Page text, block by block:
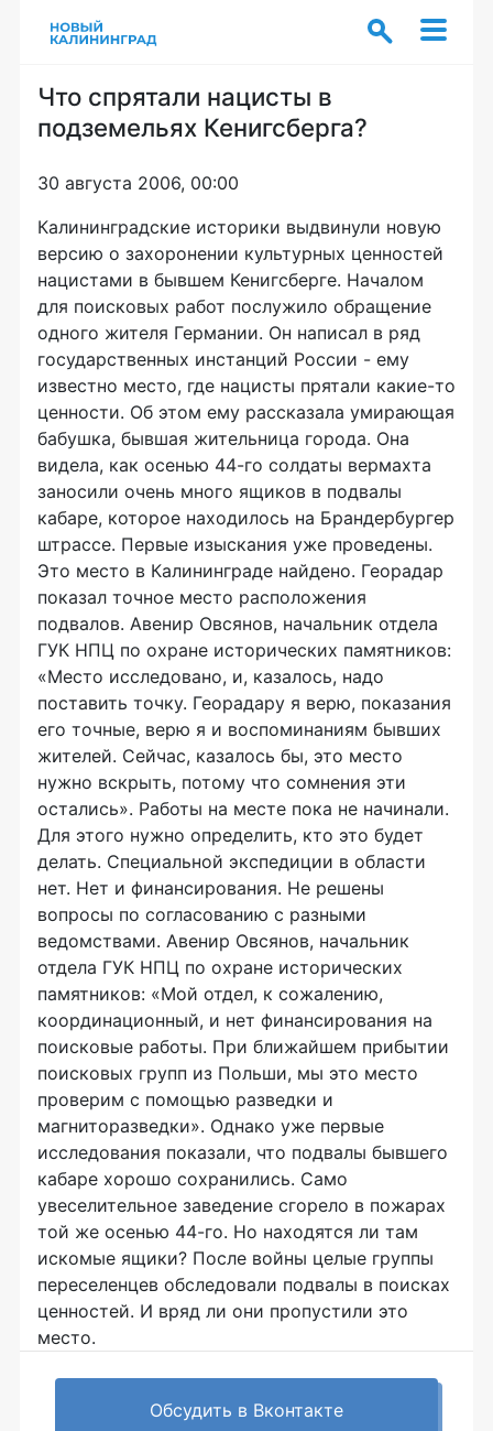
Что спрятали нацисты в
подземельях Кенигсберга?
30 августа 2006, 00:00
Калининградские историки выдвинули новую
версию о захоронении культурных ценностей
нацистами в бывшем Кенигсберге. Началом
для поисковых работ послужило обращение
одного жителя Германии. Он написал в ряд
государственных инстанций России - ему
известно место, где нацисты прятали какие-то
ценности. Об этом ему рассказала умирающая
бабушка, бывшая жительница города. Она
видела, как осенью 44-го солдаты вермахта
заносили очень много ящиков в подвалы
кабаре, которое находилось на Брандербургер
штрассе. Первые изыскания уже проведены.
Это место в Калининграде найдено. Георадар
показал точное место расположения
подвалов. Авенир Овсянов, начальник отдела
ГУК НПЦ по охране исторических памятников:
«Место исследовано, и, казалось, надо
поставить точку. Георадару я верю, показания
его точные, верю я и воспоминаниям бывших
жителей. Сейчас, казалось бы, это место
нужно вскрыть, потому что сомнения эти
остались». Работы на месте пока не начинали.
Для этого нужно определить, кто это будет
делать. Специальной экспедиции в области
нет. Нет и финансирования. Не решены
вопросы по согласованию с разными
ведомствами. Авенир Овсянов, начальник
отдела ГУК НПЦ по охране исторических
памятников: «Мой отдел, к сожалению,
координационный, и нет финансирования на
поисковые работы. При ближайшем прибытии
поисковых групп из Польши, мы это место
проверим с помощью разведки и
магниторазведки». Однако уже первые
исследования показали, что подвалы бывшего
кабаре хорошо сохранились. Само
увеселительное заведение сгорело в пожарах
той же осенью 44-го. Но находятся ли там
искомые ящики? После войны целые группы
переселенцев обследовали подвалы в поисках
ценностей. И вряд ли они пропустили это
место.
Обсудить в Вконтакте